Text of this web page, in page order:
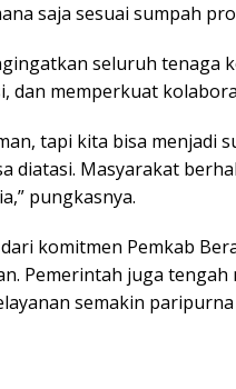
saja sesuai sumpah
seluruh tenaga
dan memperkuat
tapi kita bisa menjadi
diatasi. Masyarakat
pungkasnya.
komitmen Pemkab
Pemerintah juga tengah
semakin paripurna